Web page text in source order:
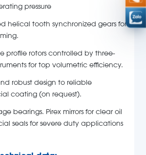
pressure
helical tooth synchronized gears for
profile rotors controlled by three-
for top volumetric efficiency.
robust design to reliable
coating (on request).
bearings. Pirex mirrors for clear oil
seals for severe duty applications